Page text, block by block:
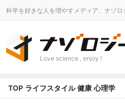
科学を好きな人を増やすメディア、ナゾロ
Love science , enjoy !
TOP ライフスタイル 健康 心理学